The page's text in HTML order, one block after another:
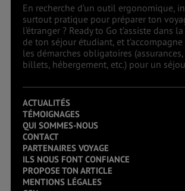
En recherche d’un outil ergonomique,
surtout pratique pour préparer ton
l’étranger ? Ready to Go t’assiste dans
de ton séjour étudiant, et
les démarches obligatoires
billets, hébergement, etc.) pour un
ACTUALITÉS
TÉMOIGNAGES
QUI SOMMES-NOUS
CONTACT
PARTENAIRES VOYAGE
ILS NOUS FONT CONFIANCE
PROPOSE TON ARTICLE
MENTIONS LÉGALES